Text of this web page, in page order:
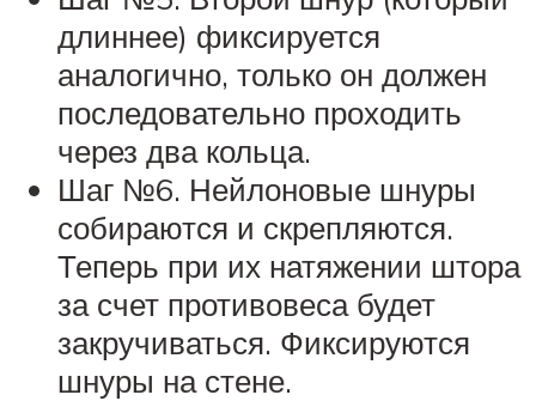
длиннее) фиксируется
аналогично, только он должен
последовательно проходить
через два кольца.
Шаг №6. Нейлоновые шнуры
собираются и скрепляются.
Теперь при их натяжении штора
за счет противовеса будет
закручиваться. Фиксируются
шнуры на стене.